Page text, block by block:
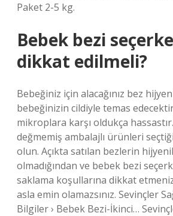
Paket 2-5 kg.
Bebek bezi
dikkat edilmeli?
Bebeğiniz için alacağınız bez
bebeğinizin cildiyle temas
mikroplara karşı oldukça
değmemiş ambalajlı ürünleri
olun. Açıkta satılan bezlerin
olmadığından ve bebek bezi
saklama koşullarına dikkat
asla emin olamazsınız. Sevinçler
Bilgiler › Bebek Bezi-İkinci…